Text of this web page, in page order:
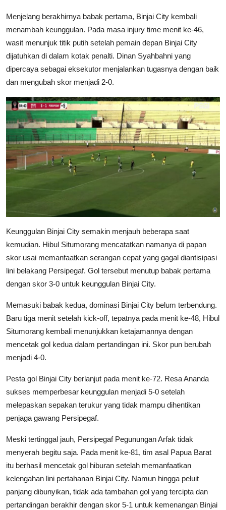
Menjelang berakhirnya babak pertama, Binjai City kembali
menambah keunggulan. Pada masa injury time menit ke-46,
wasit menunjuk titik putih setelah pemain depan Binjai City
dijatuhkan di dalam kotak penalti. Dinan Syahbahni yang
dipercaya sebagai eksekutor menjalankan tugasnya dengan baik
dan mengubah skor menjadi 2-0.
Keunggulan Binjai City semakin menjauh beberapa saat
kemudian. Hibul Situmorang mencatatkan namanya di papan
skor usai memanfaatkan serangan cepat yang gagal diantisipasi
lini belakang Persipegaf. Gol tersebut menutup babak pertama
dengan skor 3-0 untuk keunggulan Binjai City.
Memasuki babak kedua, dominasi Binjai City belum terbendung.
Baru tiga menit setelah kick-off, tepatnya pada menit ke-48, Hibul
Situmorang kembali menunjukkan ketajamannya dengan
mencetak gol kedua dalam pertandingan ini. Skor pun berubah
menjadi 4-0.
Pesta gol Binjai City berlanjut pada menit ke-72. Resa Ananda
sukses memperbesar keunggulan menjadi 5-0 setelah
melepaskan sepakan terukur yang tidak mampu dihentikan
penjaga gawang Persipegaf.
Meski tertinggal jauh, Persipegaf Pegunungan Arfak tidak
menyerah begitu saja. Pada menit ke-81, tim asal Papua Barat
itu berhasil mencetak gol hiburan setelah memanfaatkan
kelengahan lini pertahanan Binjai City. Namun hingga peluit
panjang dibunyikan, tidak ada tambahan gol yang tercipta dan
pertandingan berakhir dengan skor 5-1 untuk kemenangan Binjai